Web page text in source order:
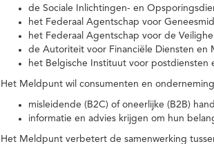
de Sociale Inlichtingen- en
het Federaal Agentschap voor
het Federaal Agentschap voor de
de Autoriteit voor Financiële Diensten en
het Belgische Instituut voor postdiensten
Het Meldpunt wil consumenten en
misleidende (B2C) of oneerlijke (B2B)
informatie en advies krijgen om hun
Het Meldpunt verbetert de samenwerking